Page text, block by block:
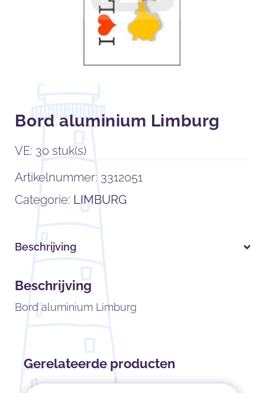
Bord aluminium Limburg
VE: 30 stuk(s)
Artikelnummer: 3312051
Categorie: LIMBURG
Beschrijving
Beschrijving
Bord aluminium Limburg
Gerelateerde producten